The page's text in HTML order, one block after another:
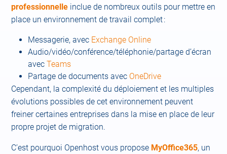
professionnelle inclue de nombreux outils pour mettre en
place un environnement de travail complet :
Messagerie, avec Exchange Online
Audio/vidéo/conférence/téléphonie/partage d’écran
avecTeams
Partage de documents avec OneDrive
Cependant, la complexité du déploiement et les multiples
évolutions possibles de cet environnement peuvent
freiner certaines entreprises dans la mise en place de leur
propre projet de migration.
C’est pourquoi Openhost vous propose MyOffice365, un